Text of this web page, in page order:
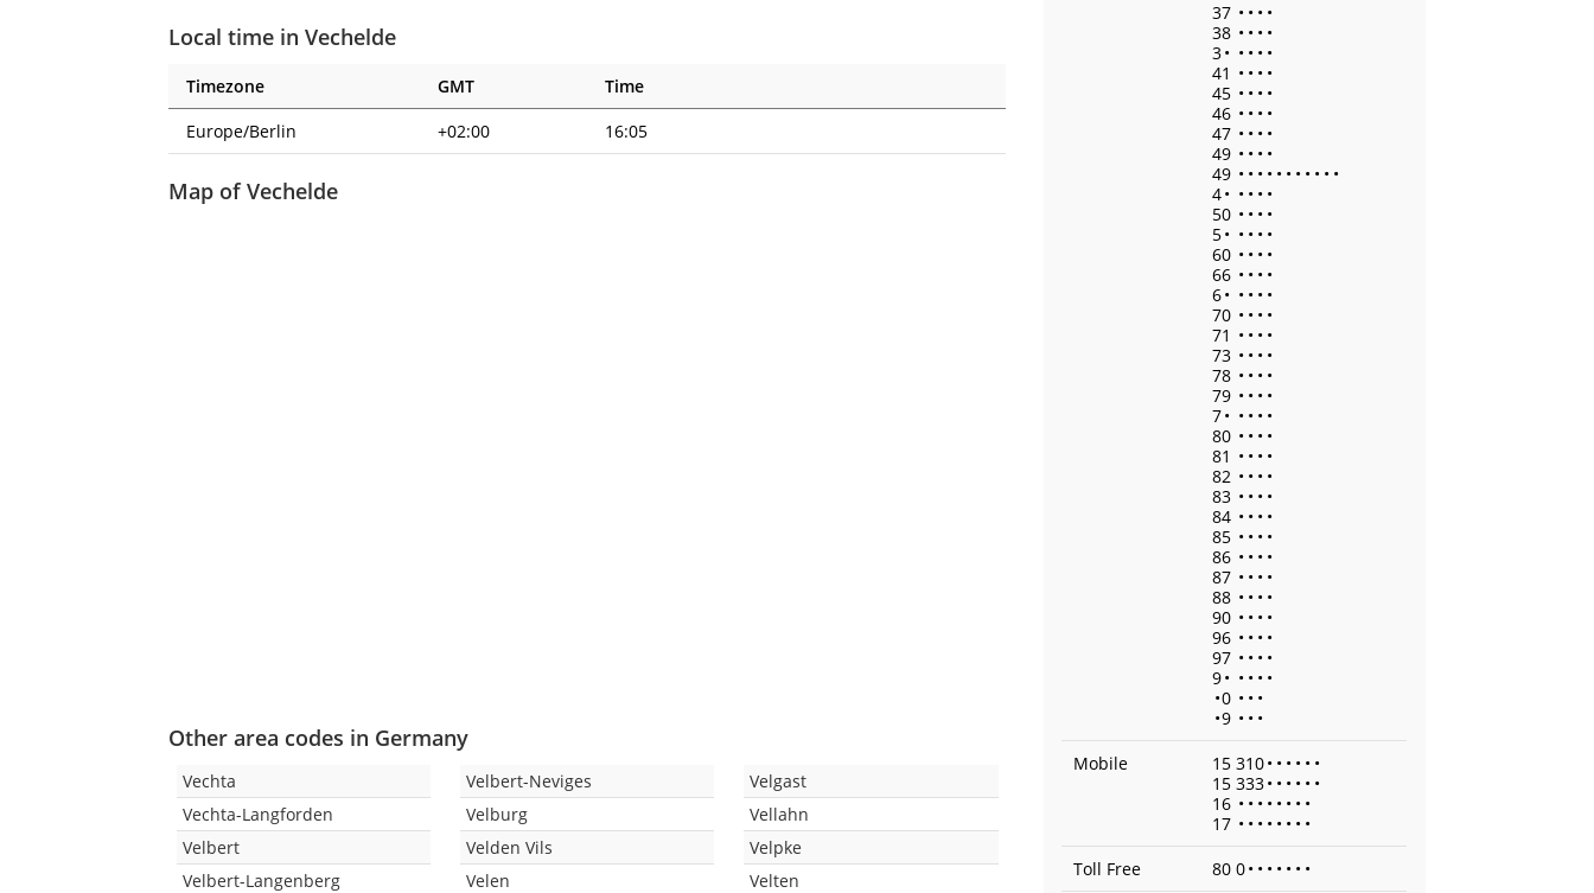
Local time in Vechelde
Timezone GMT
Time
Europe/Berlin
+02:00 16:05
Map of Vechelde
Other area codes in Germany
Vechta
Vechta-Langforden
Velbert
Velbert-Langenberg
Velbert-Neviges
Velburg
Velden Vils
Velen
Velgast
Vellahn
Velpke
Velten
37 • • • •
38 • • • •
3• • • • •
41 • • • •
45 • • • •
46 • • • •
47 • • • •
49 • • • •
49 • • • • • • • • • • •
4• • • • •
50 • • • •
5• • • • •
60 • • • •
66 • • • •
6• • • • •
70 • • • •
71 • • • •
73 • • • •
78 • • • •
79 • • • •
7• • • • •
80 • • • •
81 • • • •
82 • • • •
83 • • • •
84 • • • •
85 • • • •
86 • • • •
87 • • • •
88 • • • •
90 • • • •
96 • • • •
97 • • • •
9• • • • •
•0 • • •
•9 • • •
Mobile
15 310• • • • • •
15 333• • • • • •
16 • • • • • • • •
17 • • • • • • • •
Toll Free
80 0• • • • • • •